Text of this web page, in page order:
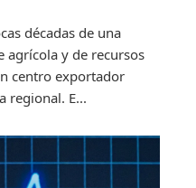
décadas de una
y de recursos
centro exportador
regional. E...